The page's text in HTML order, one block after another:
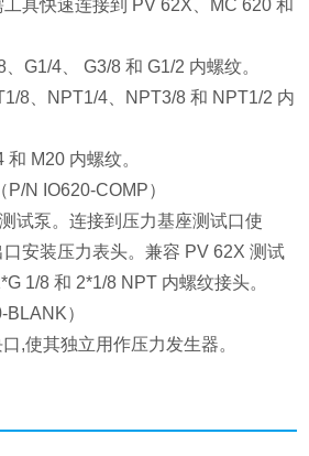
具快速连接到 PV 62X、MC 620 和
G1/4、 G3/8 和 G1/2 内螺纹。
8、NPT1/4、NPT3/8 和 NPT1/2 内
M20 内螺纹。
N IO620-COMP）
试泵。连接到压力基座测试口使
安装压力表头。兼容 PV 62X 测试
1/8 和 2*1/8 NPT 内螺纹接头。
）
,使其独立用作压力发生器。